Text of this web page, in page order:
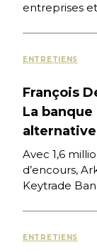
entreprises
ENTRETIENS
François
La banque
Avec 1,6
d’encours,
Keytrade
ENTRETIENS